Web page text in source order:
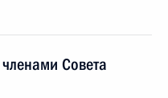
Совета